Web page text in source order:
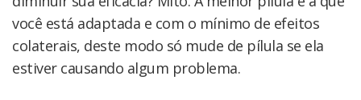
você está adaptada e com o mínimo de efeitos
colaterais, deste modo só mude de pílula se ela
estiver causando algum problema.